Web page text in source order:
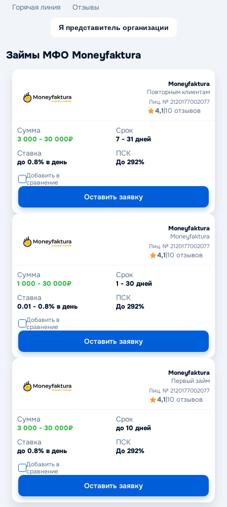
Горячая линия Отзывы
Я представитель организации
Займы МФО Moneyfaktura
Moneyfaktura
Повторным клиентам
Лиц. № 2120177002077
4,1|10 отзывов
Сумма
3 000 - 30 000₽
Срок
7 - 31 дней
Ставка
до 0.8% в день
ПСК
До 292%
Добавить в
сравнение
Оставить заявку
Moneyfaktura
Moneyfaktura
Лиц. № 2120177002077
4,1|10 отзывов
Сумма
1 000 - 30 000₽
Срок
1 - 30 дней
Ставка
0.01 - 0.8% в день
ПСК
До 292%
Добавить в
сравнение
Оставить заявку
Moneyfaktura
Первый займ
Лиц. № 2120177002077
4,1|10 отзывов
Сумма
3 000 - 30 000₽
Срок
до 10 дней
Ставка
до 0.8% в день
ПСК
До 292%
Добавить в
сравнение
Оставить заявку